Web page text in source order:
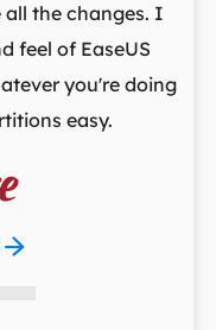
the changes. I
feel of EaseUS
you're doing
easy.